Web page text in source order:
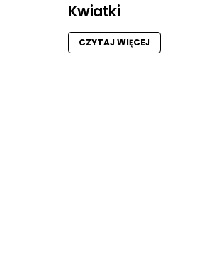
Kwiatki
CZYTAJ WIĘCEJ